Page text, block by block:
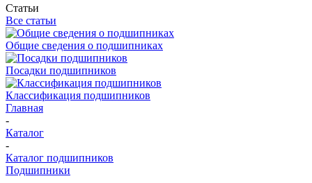
Статьи
Все статьи
Общие сведения о подшипниках
Посадки подшипников
Классификация подшипников
Главная
-
Каталог
-
Каталог подшипников
Подшипники